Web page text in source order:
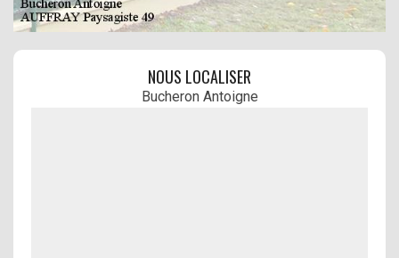
NOUS LOCALISER
Bucheron Antoigne